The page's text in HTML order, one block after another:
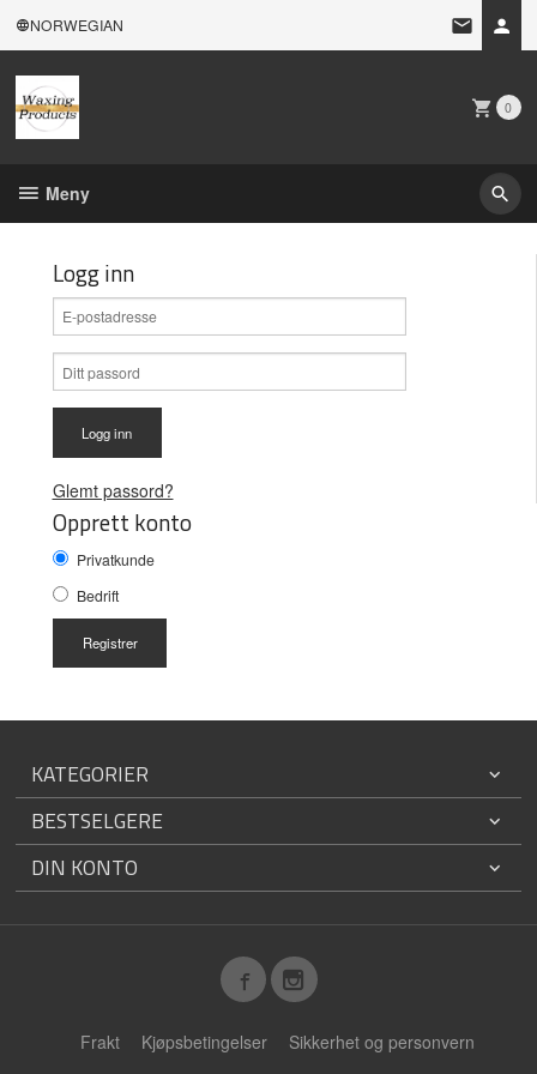
NORWEGIAN
0
Meny
Logg inn
Glemt passord?
Opprett konto
Privatkunde
Bedrift
KATEGORIER
BESTSELGERE
DIN KONTO
Frakt Kjøpsbetingelser Sikkerhet og personvern